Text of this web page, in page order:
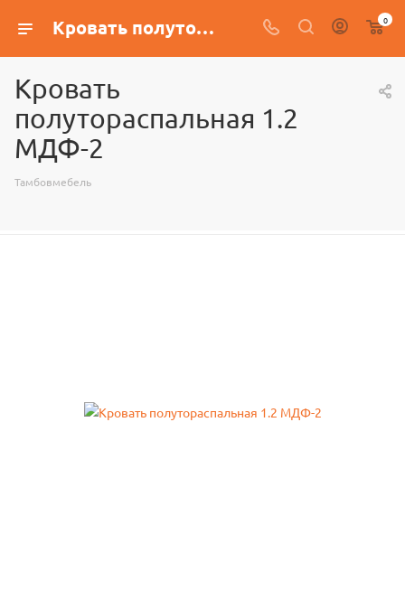
Кровать полутораспальная 1.2 МДФ-2 0
Кровать
полутораспальная 1.2
МДФ-2
Тамбовмебель